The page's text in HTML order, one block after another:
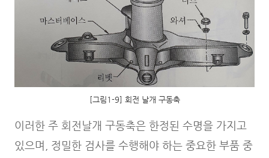
[그림1-9] 회전 날개 구동축
이러한 주 회전날개 구동축은 한정된 수명을 가지고
있으며, 정밀한 검사를 수행해야 하는 중요한 부품 중